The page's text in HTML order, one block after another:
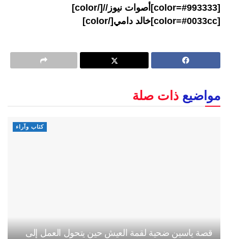
[color=#993333]أصوات نيوز//[/color]
[color=#0033cc]خالد دامي[/color]
مواضيع ذات صلة
كتاب وآراء
قصة ياسين ضحية لقمة العيش حين يتحول العمل إلى